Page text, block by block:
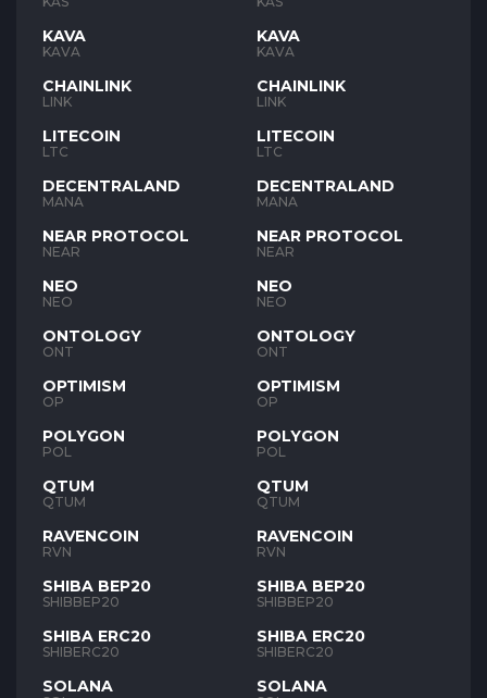
KAVA
KAVA
CHAINLINK
LINK
LITECOIN
LTC
DECENTRALAND
MANA
NEAR PROTOCOL
NEAR
NEO
NEO
ONTOLOGY
ONT
OPTIMISM
OP
POLYGON
POL
QTUM
QTUM
RAVENCOIN
RVN
SHIBA BEP20
SHIBBEP20
SHIBA ERC20
SHIBERC20
SOLANA
KAVA
KAVA
CHAINLINK
LINK
LITECOIN
LTC
DECENTRALAND
MANA
NEAR PROTOCOL
NEAR
NEO
NEO
ONTOLOGY
ONT
OPTIMISM
OP
POLYGON
POL
QTUM
QTUM
RAVENCOIN
RVN
SHIBA BEP20
SHIBBEP20
SHIBA ERC20
SHIBERC20
SOLANA